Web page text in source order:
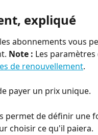
expliqué
abonnements vous
Note : Les
de renouvellement.
payer un prix unique.
permet de définir une
choisir ce qu'il paiera.